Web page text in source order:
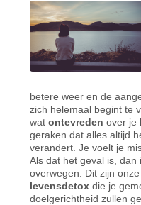
betere weer en de
zich helemaal begint te
watontevreden over je
geraken dat alles altijd
verandert. Je voelt je
Als dat het geval is,
overwegen. Dit zijn
levensdetox die je
doelgerichtheid zullen